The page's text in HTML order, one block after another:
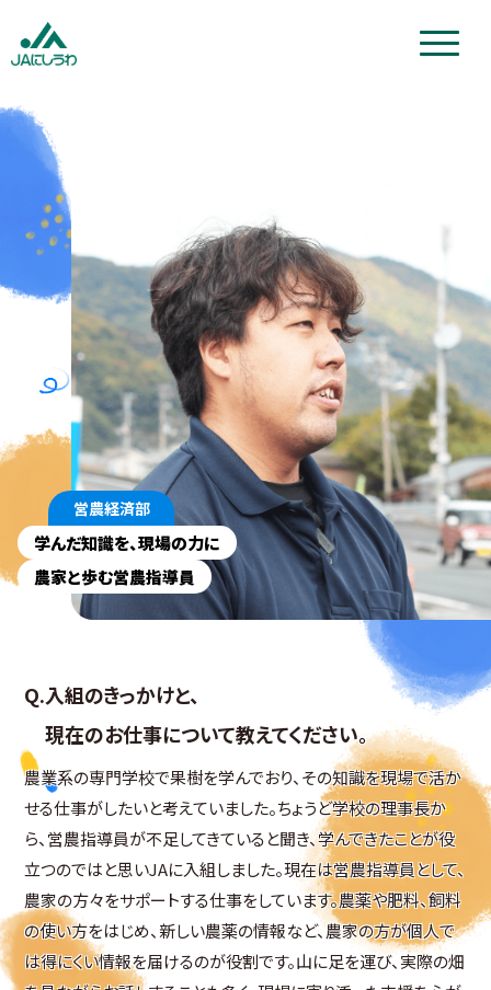
営農経済部
学んだ知識を、現場の力に
農家と歩む営農指導員
入組のきっかけと、
現在のお仕事について教えてください。
農業系の専門学校で果樹を学んでおり、その知識を現場で活か
せる仕事がしたいと考えていました。ちょうど学校の理事長か
ら、営農指導員が不足してきていると聞き、学んできたことが役
立つのではと思いJAに入組しました。現在は営農指導員として、
農家の方々をサポートする仕事をしています。農薬や肥料、飼料
の使い方をはじめ、新しい農薬の情報など、農家の方が個人で
は得にくい情報を届けるのが役割です。山に足を運び、実際の畑